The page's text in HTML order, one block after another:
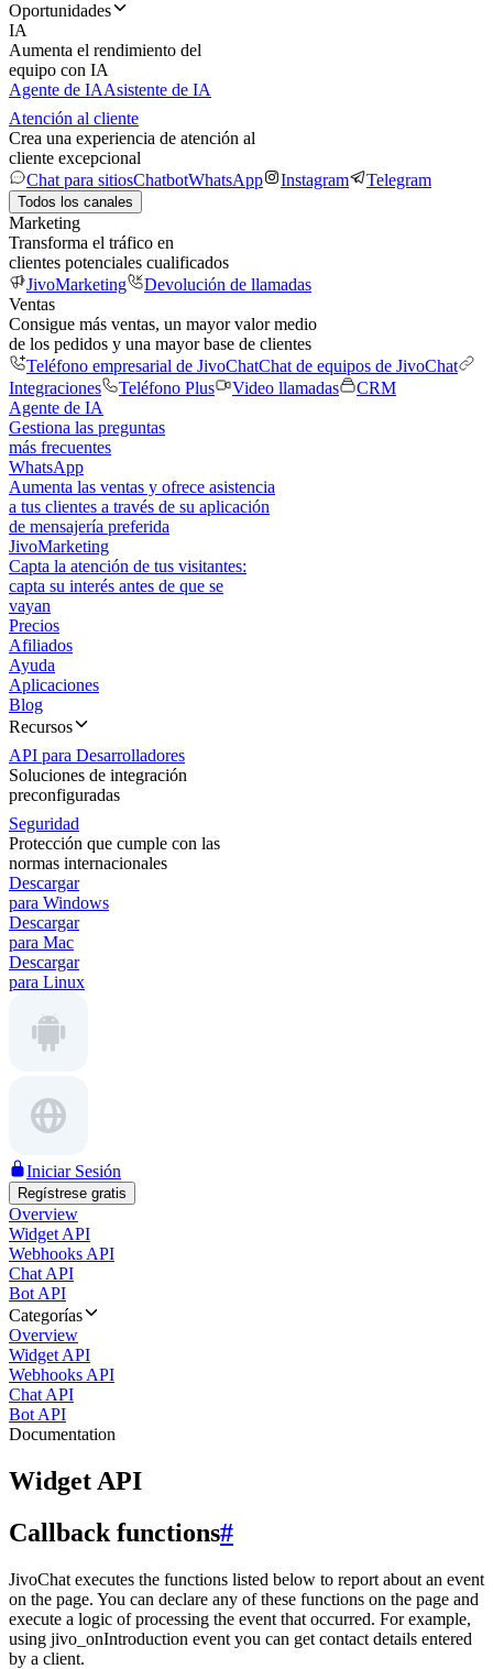
Oportunidades
IA
Aumenta el rendimiento del
equipo con IA
Agente de IAAsistente de IA
Atención al cliente
Crea una experiencia de atención al
cliente excepcional
Chat para sitiosChatbotWhatsApp Instagram Telegram
Todos los canales
Marketing
Transforma el tráfico en
clientes potenciales cualificados
JivoMarketing
Devolución de llamadas
Ventas
Consigue más ventas, un mayor valor medio
de los pedidos y una mayor base de clientes
Teléfono empresarial de JivoChatChat de equipos de JivoChat
Integraciones
Teléfono Plus Video llamadas
CRM
Agente de IA
Gestiona las preguntas
más frecuentes
WhatsApp
Aumenta las ventas y ofrece asistencia
a tus clientes a través de su aplicación
de mensajería preferida
JivoMarketing
Capta la atención de tus visitantes:
capta su interés antes de que se
vayan
Precios
Afiliados
Ayuda
Aplicaciones
Blog
Recursos
API para Desarrolladores
Soluciones de integración
preconfiguradas
Seguridad
Protección que cumple con las
normas internacionales
Descargar
para Windows
Descargar
para Mac
Descargar
para Linux
Iniciar Sesión
Regístrese gratis
Overview
Widget API
Webhooks API
Chat API
Bot API
Categorías
Overview
Widget API
Webhooks API
Chat API
Bot API
Documentation
Widget API
Callback functions#
JivoChat executes the functions listed below to report about an event
on the page. You can declare any of these functions on the page and
execute a logic of processing the event that occurred. For example,
using jivo_onIntroduction event you can get contact details entered
by a client.